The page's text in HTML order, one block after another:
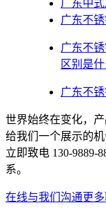
广东中
广东不
广东不
区别是什
广东不
世界始终在变化，
给我们一个展示的
立即致电 130-9889-
系。
在线与我们沟通更